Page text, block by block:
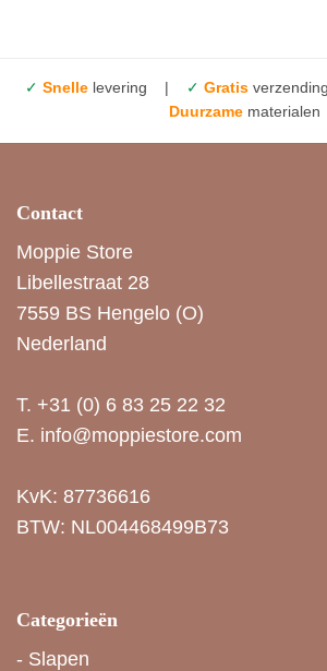
✓ Snellelevering | ✓ Gratis
Duurzamematerialen
Contact
Moppie Store
Libellestraat 28
7559 BS Hengelo (O)
Nederland
T. +31 (0) 6 83 25 22 32
E. info@moppiestore.com
KvK: 87736616
BTW: NL004468499B73
Categorieën
- Slapen